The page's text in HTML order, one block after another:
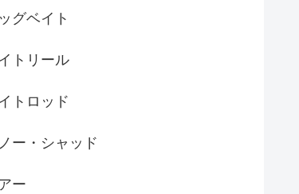
グベイト
トリール
トロッド
ー・シャッド
ー